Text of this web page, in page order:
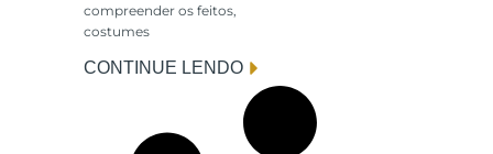
compreender os feitos,
costumes
CONTINUE LENDO